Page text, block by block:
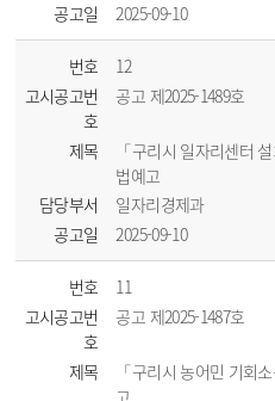
공고일
2025-09-10
번호
12
고시공고번
호
공고 제2025-1489호
제목
「구리시 일자리센터
법예고
담당부서
일자리경제과
공고일
2025-09-10
번호
11
고시공고번
호
공고 제2025-1487호
제목
「구리시 농어민 기회
고